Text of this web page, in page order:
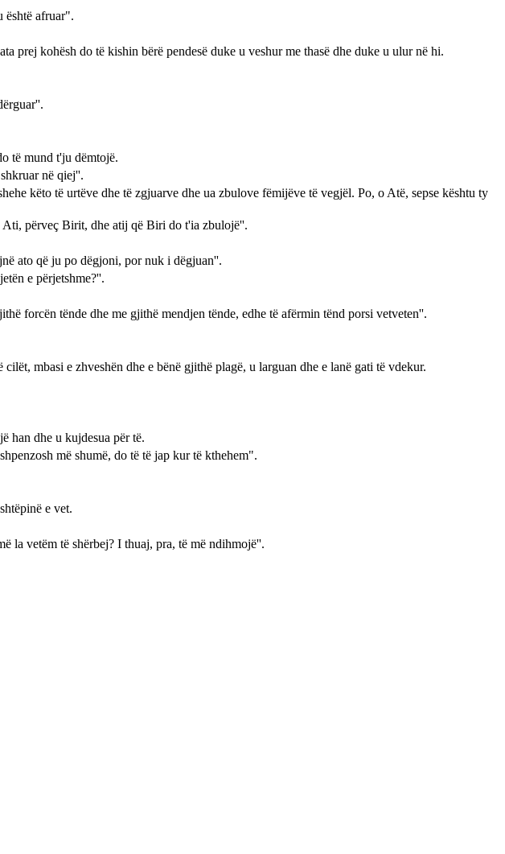
është afruar".
prej kohësh do të kishin bërë pendesë duke u veshur me thasë dhe duke u ulur në hi.
të mund t'ju dëmtojë.
në qiej''.
këto të urtëve dhe të zgjuarve dhe ua zbulove fëmijëve të vegjël. Po, o Atë, sepse kështu ty
Ati, përveç Birit, dhe atij që Biri do t'ia zbulojë''.
ato që ju po dëgjoni, por nuk i dëgjuan''.
e përjetshme?''.
forcën tënde dhe me gjithë mendjen tënde, edhe të afërmin tënd porsi vetveten''.
mbasi e zhveshën dhe e bënë gjithë plagë, u larguan dhe e lanë gati të vdekur.
han dhe u kujdesua për të.
më shumë, do të të jap kur të kthehem".
e vet.
la vetëm të shërbej? I thuaj, pra, të më ndihmojë''.